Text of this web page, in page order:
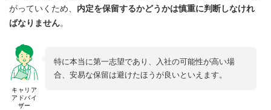
がっていくため、 内定を保留するかどうかは慎重に判断しなけれ
ばなりません。
キャリア
アドバイ
ザー
特に本当に第一志望であり、入社の可能性が高い場
合、安易な保留は避けたほうが良いといえます。